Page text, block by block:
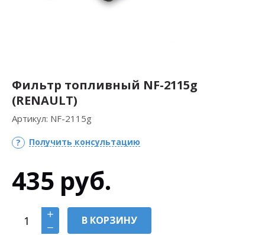
Фильтр топливный NF-2115g
(RENAULT)
Артикул: NF-2115g
Получить консультацию
435 руб.
В КОРЗИНУ